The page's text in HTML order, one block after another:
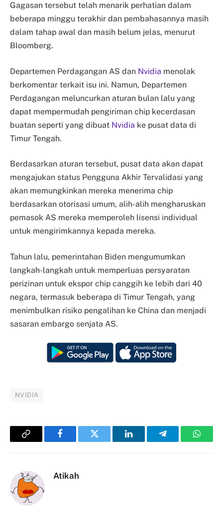
Gagasan tersebut telah menarik perhatian dalam
beberapa minggu terakhir dan pembahasannya masih
dalam tahap awal dan masih belum jelas, menurut
Bloomberg.
Departemen Perdagangan AS dan Nvidia menolak
berkomentar terkait isu ini. Namun, Departemen
Perdagangan meluncurkan aturan bulan lalu yang
dapat mempermudah pengiriman chip kecerdasan
buatan seperti yang dibuat Nvidia ke pusat data di
Timur Tengah.
Berdasarkan aturan tersebut, pusat data akan dapat
mengajukan status Pengguna Akhir Tervalidasi yang
akan memungkinkan mereka menerima chip
berdasarkan otorisasi umum, alih-alih mengharuskan
pemasok AS mereka memperoleh lisensi individual
untuk mengirimkannya kepada mereka.
Tahun lalu, pemerintahan Biden mengumumkan
langkah-langkah untuk memperluas persyaratan
perizinan untuk ekspor chip canggih ke lebih dari 40
negara, termasuk beberapa di Timur Tengah, yang
menimbulkan risiko pengalihan ke China dan menjadi
sasaran embargo senjata AS.
NVIDIA
Copy
FacebookTwitter LinkedInTelegram
Atikah